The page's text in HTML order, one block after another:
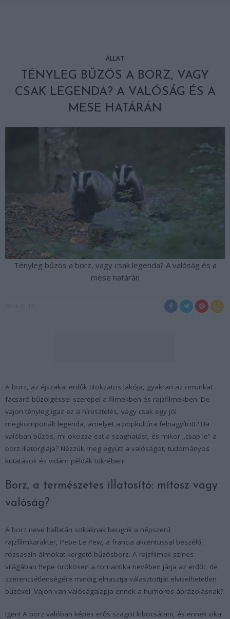
ÁLLAT
TÉNYLEG BŰZÖS A BORZ, VAGY
CSAK LEGENDA? A VALÓSÁG ÉS A
MESE HATÁRÁN
Tényleg bűzös a borz, vagy csak legenda? A valóság és a
mese határán
A borz, az éjszakai erdők titokzatos lakója, gyakran az orrunkat
facsaró bűzölgéssel szerepel a filmekben és rajzfilmekben. De
vajon tényleg igaz ez a híresztelés, vagy csak egy jól
megkomponált legenda, amelyet a popkultúra felnagyított? Ha
valóban bűzös, mi okozza ezt a szaghatást, és mikor „csap le” a
borz illatorgiája? Nézzük meg együtt a valóságot, tudományos
kutatások és vidám példák tükrében!
Borz, a természetes illatosító: mítosz vagy
valóság?
A borz neve hallatán sokaknak beugrik a népszerű
rajzfilmkarakter, Pepe Le Pew, a francia akcentussal beszélő,
rózsaszín álmokat kergető bűzösborz. A rajzfilmek színes
világában Pepe örökösen a romantika nevében járja az erdőt, de
szerencsétlenségére mindig elriasztja választottját elviselhetetlen
bűzével. Vajon van valóságalapja ennek a humoros ábrázolásnak?
Igen! A borz valóban képes erős szagot kibocsátani, és ennek oka